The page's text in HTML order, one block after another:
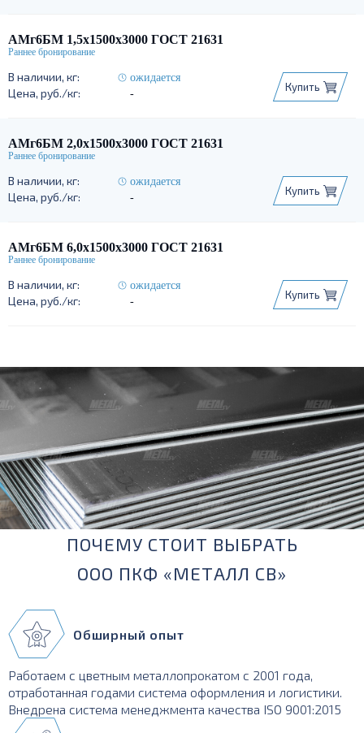
АМг6БМ 1,5х1500х3000 ГОСТ 21631
ожидается
-
Купить
АМг6БМ 2,0х1500х3000 ГОСТ 21631
ожидается
-
Купить
АМг6БМ 6,0х1500х3000 ГОСТ 21631
ожидается
-
Купить
ПОЧЕМУ СТОИТ ВЫБРАТЬ
ООО ПКФ «МЕТАЛЛ СВ»
Обширный опыт
Работаем с цветным металлопрокатом с 2001 года,
отработанная годами система оформления и логистики.
Внедрена система менеджмента качества ISO 9001:2015